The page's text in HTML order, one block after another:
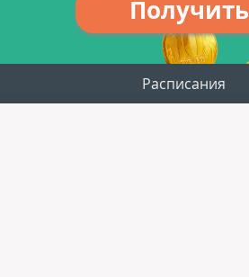
Получить
Расписания